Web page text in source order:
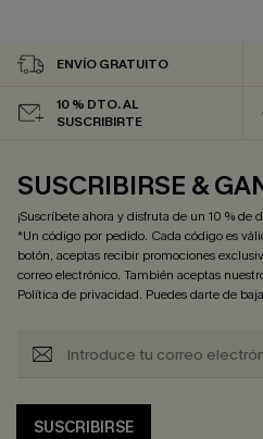
ENVÍO GRATUITO
10 % DTO. AL
SUSCRIBIRTE
SUSCRIBIRSE &
¡Suscríbete ahora y disfruta de un 10 %
*Un código por pedido. Cada código es
botón, aceptas recibir promociones
correo electrónico. También aceptas
Política de privacidad. Puedes darte de
SUSCRIBIRSE